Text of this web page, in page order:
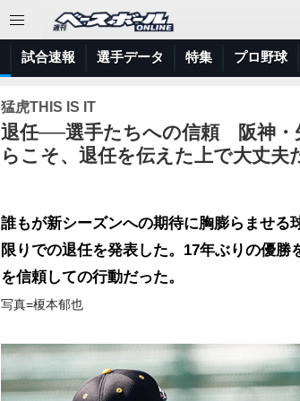
試合速報 選手データ 特集 プロ野球
猛虎THIS IS IT
退任──選手たちへの信頼 阪神・
らこそ、退任を伝えた上で大丈夫
誰もが新シーズンへの期待に胸膨らませる
限りでの退任を発表した。17年ぶりの優
を信頼しての行動だった。
写真=榎本郁也